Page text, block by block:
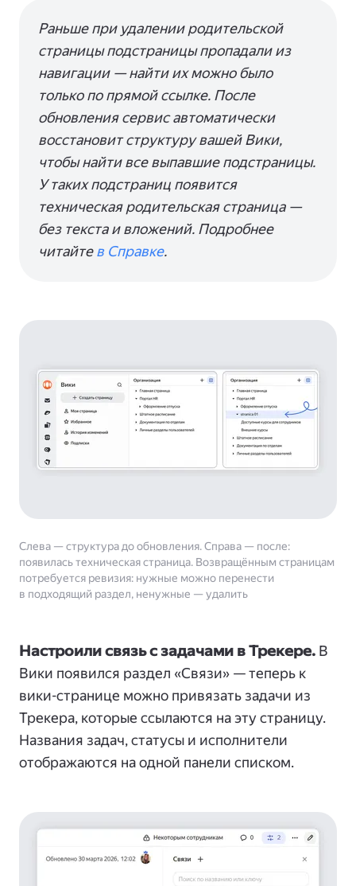
Раньше при удалении родительской
страницы подстраницы пропадали из
навигации — найти их можно было
только по прямой ссылке. После
обновления сервис автоматически
восстановит структуру вашей Вики,
чтобы найти все выпавшие подстраницы.
У таких подстраниц появится
техническая родительская страница —
без текста и вложений. Подробнее
читайтев Справке.
Слева — структура до обновления. Справа — после:
появилась техническая страница. Возвращённым страницам
потребуется ревизия: нужные можно перенести
в подходящий раздел, ненужные — удалить
Настроили связь с задачами в Трекере. В
Вики появился раздел «Связи» — теперь к
вики-странице можно привязать задачи из
Трекера, которые ссылаются на эту страницу.
Названия задач, статусы и исполнители
отображаются на одной панели списком.